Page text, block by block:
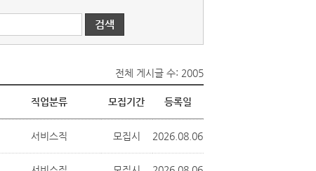
전체 게시글 수: 2005
직업분류 모집기간 등록일
서비스직 모집시 2026.08.06